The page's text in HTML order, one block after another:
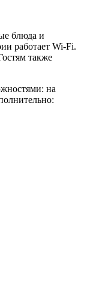
блюда и
работает Wi-Fi.
также
на